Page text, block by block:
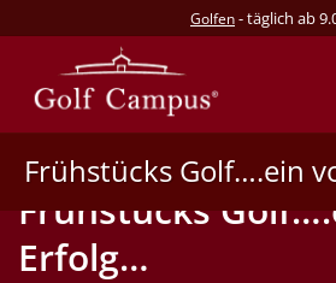
Golfen- täglich ab
Frühstücks Golf….ein
Frühstücks
Erfolg…